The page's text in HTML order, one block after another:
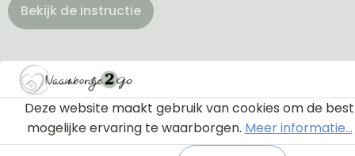
Bekijk de instructie
Deze website maakt gebruik van cookies om de best
mogelijke ervaring te waarborgen. Meer informatie...